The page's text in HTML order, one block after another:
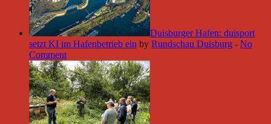
Duisburger Hafen: duisport
setzt KI im Hafenbetrieb ein by Rundschau Duisburg - No
Comment